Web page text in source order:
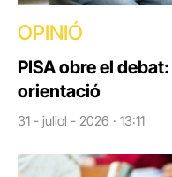
OPINIÓ
PISA obre el
orientació
31 - juliol - 2026 · 13:11